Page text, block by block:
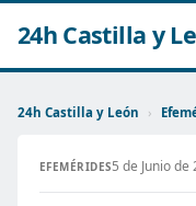
24h Castilla y
24h Castilla y León ›
EFEMÉRIDES5 de Junio de